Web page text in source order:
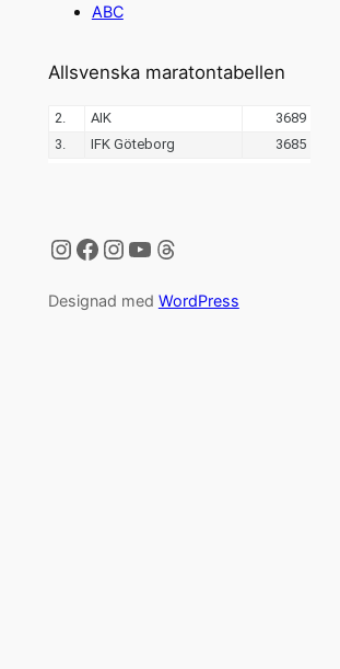
ABC
Allsvenska maratontabellen
Instagram
Facebook
Instagram
YouTube
Threads
Designad med WordPress